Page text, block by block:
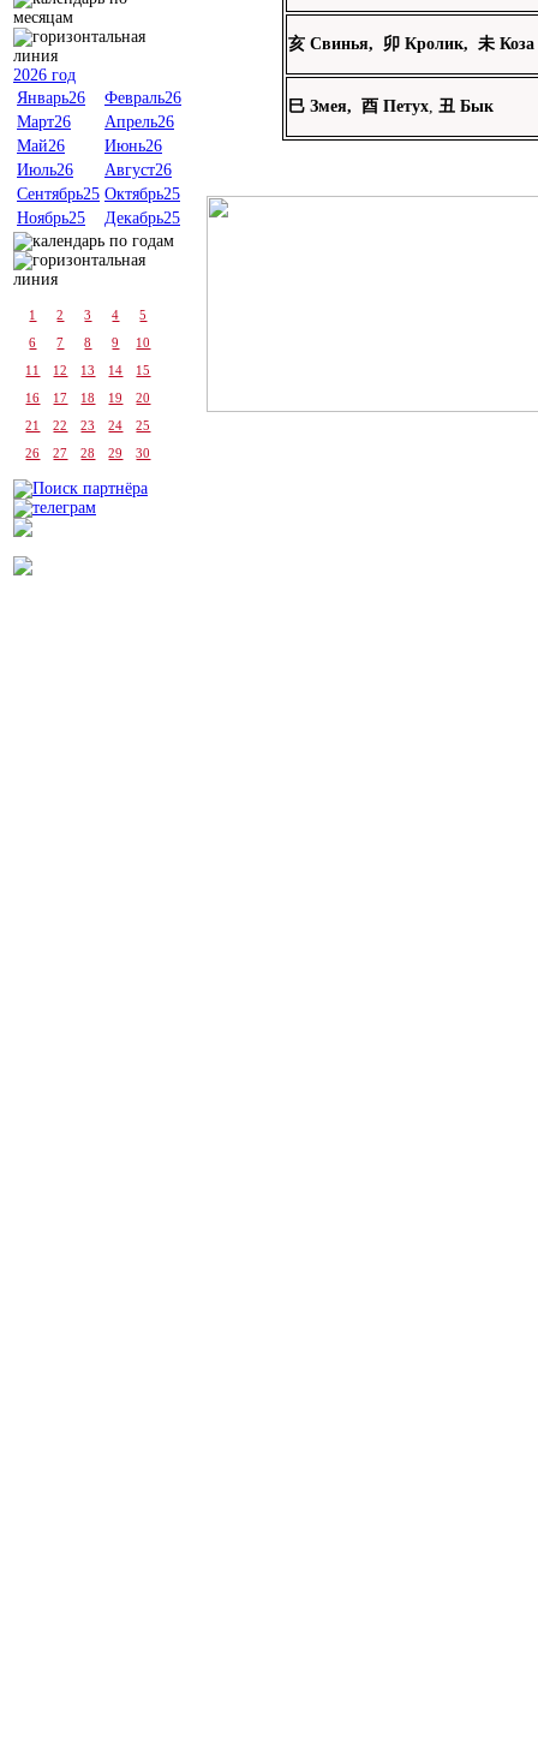
2026 год
Январь26
Февраль26
Март26
Апрель26
Май26
Июнь26
Июль26
Август26
Сентябрь25 Октябрь25
Ноябрь25
Декабрь25
1 2 3 4
5
6
7 8 9
10
11
12 13 14
15
16
17 18 19
20
21
22 23 24
25
26
27 28 29 30
亥 Свинья, 卯 Кролик, 未 Коза
巳 Змея, 酉 Петух 丑 Бык